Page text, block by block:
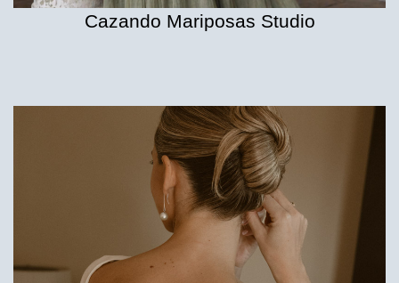
Cazando Mariposas Studio